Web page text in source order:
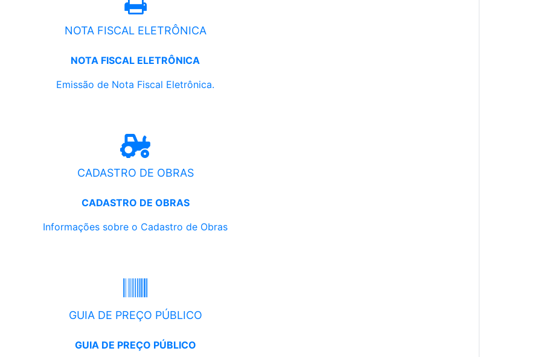
NOTA FISCAL ELETRÔNICA
NOTA FISCAL ELETRÔNICA
Emissão de Nota Fiscal Eletrônica.
CADASTRO DE OBRAS
CADASTRO DE OBRAS
Informações sobre o Cadastro de Obras
GUIA DE PREÇO PÚBLICO
GUIA DE PREÇO PÚBLICO